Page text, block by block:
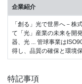
企業紹介
「創る」光で世界へ－株
て「光」産業の未来を開
器、光 ... 管球事業は
得し、品質の確保と環境
特記事項